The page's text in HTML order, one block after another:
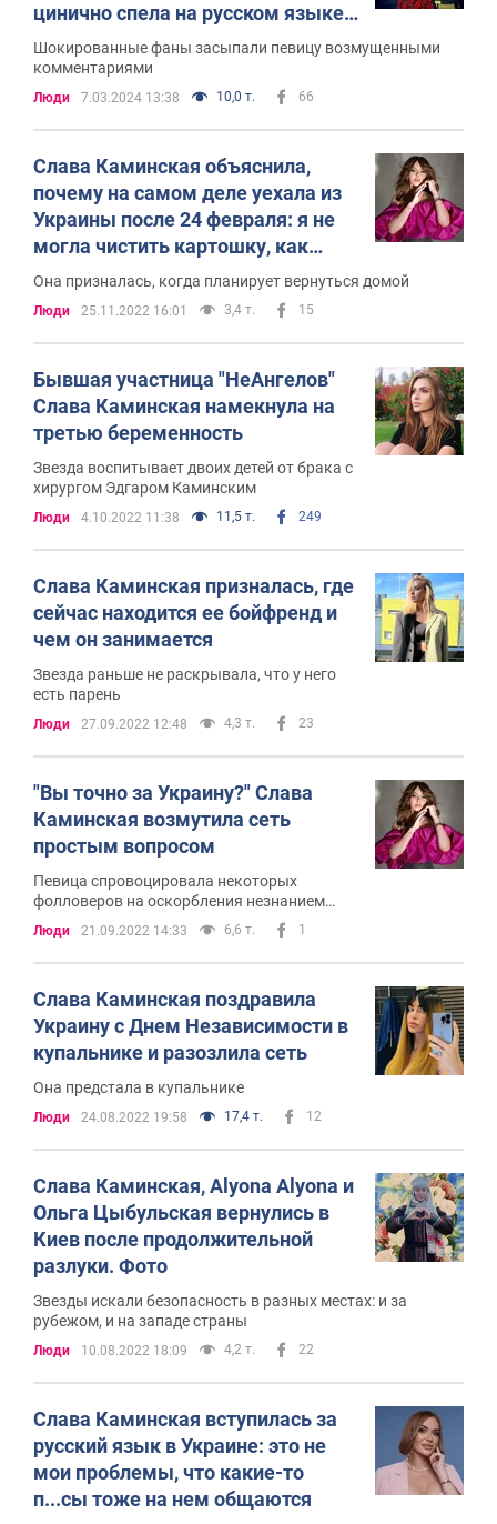
цинично спела на русском языке.
Видео
Шокированные фаны засыпали певицу возмущенными
комментариями
Люди 7.03.2024 13:38 10,0 т. 66
Слава Каминская объяснила,
почему на самом деле уехала из
Украины после 24 февраля: я не
могла чистить картошку, как
Астафьева
Она призналась, когда планирует вернуться домой
Люди 25.11.2022 16:01 3,4 т. 15
Бывшая участница "НеАнгелов"
Слава Каминская намекнула на
третью беременность
Звезда воспитывает двоих детей от брака с
хирургом Эдгаром Каминским
Люди 4.10.2022 11:38 11,5 т. 249
Слава Каминская призналась, где
сейчас находится ее бойфренд и
чем он занимается
Звезда раньше не раскрывала, что у него
есть парень
Люди 27.09.2022 12:48 4,3 т. 23
"Вы точно за Украину?" Слава
Каминская возмутила сеть
простым вопросом
Певица спровоцировала некоторых
фолловеров на оскорбления незнанием
Люди 21.09.2022 14:33 6,6 т. 1
Слава Каминская поздравила
Украину с Днем Независимости в
купальнике и разозлила сеть
Она предстала в купальнике
Люди 24.08.2022 19:58 17,4 т. 12
Слава Каминская, Alyona Alyona и
Ольга Цыбульская вернулись в
Киев после продолжительной
разлуки. Фото
Звезды искали безопасность в разных местах: и за
рубежом, и на западе страны
Люди 10.08.2022 18:09 4,2 т. 22
Слава Каминская вступилась за
русский язык в Украине: это не
мои проблемы, что какие-то
п...сы тоже на нем общаются